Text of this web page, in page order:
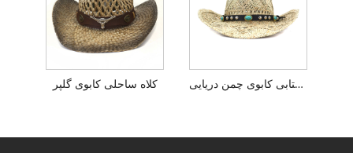
کلاه ساحلی کابوی گلپر کلاه آفتابی کابوی چمن دریایی